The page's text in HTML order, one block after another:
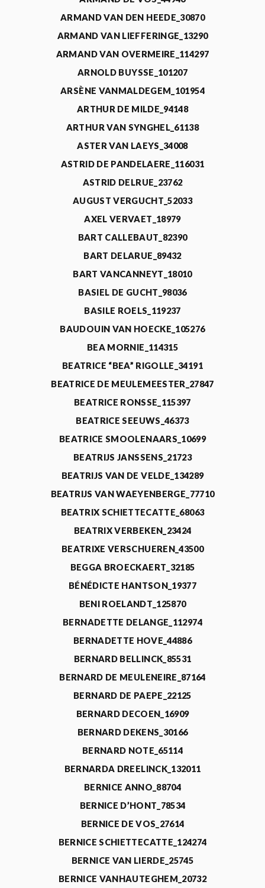
ARMAND VAN DEN HEEDE_30870
ARMAND VAN LIEFFERINGE_13290
ARMAND VAN OVERMEIRE_114297
ARNOLD BUYSSE_101207
ARSÈNE VANMALDEGEM_101954
ARTHUR DE MILDE_94148
ARTHUR VAN SYNGHEL_61138
ASTER VAN LAEYS_34008
ASTRID DE PANDELAERE_116031
ASTRID DELRUE_23762
AUGUST VERGUCHT_52033
AXEL VERVAET_18979
BART CALLEBAUT_82390
BART DELARUE_89432
BART VANCANNEYT_18010
BASIEL DE GUCHT_98036
BASILE ROELS_119237
BAUDOUIN VAN HOECKE_105276
BEA MORNIE_114315
BEATRICE “BEA” RIGOLLE_34191
BEATRICE DE MEULEMEESTER_27847
BEATRICE RONSSE_115397
BEATRICE SEEUWS_46373
BEATRICE SMOOLENAARS_10699
BEATRIJS JANSSENS_21723
BEATRIJS VAN DE VELDE_134289
BEATRIJS VAN WAEYENBERGE_77710
BEATRIX SCHIETTECATTE_68063
BEATRIX VERBEKEN_23424
BEATRIXE VERSCHUEREN_43500
BEGGA BROECKAERT_32185
BÉNÉDICTE HANTSON_19377
BENI ROELANDT_125870
BERNADETTE DELANGE_112974
BERNADETTE HOVE_44886
BERNARD BELLINCK_85531
BERNARD DE MEULENEIRE_87164
BERNARD DE PAEPE_22125
BERNARD DECOEN_16909
BERNARD DEKENS_30166
BERNARD NOTE_65114
BERNARDA DREELINCK_132011
BERNICE ANNO_88704
BERNICE D’HONT_78534
BERNICE DE VOS_27614
BERNICE SCHIETTECATTE_124274
BERNICE VAN LIERDE_25745
BERNICE VANHAUTEGHEM_20732